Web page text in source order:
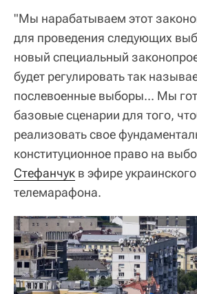
"Мы нарабатываем этот
для проведения следующих
новый специальный
будет регулировать так
послевоенные выборы... Мы
базовые сценарии для того,
реализовать свое
конституционное право на
Стефанчук в эфире
телемарафона.